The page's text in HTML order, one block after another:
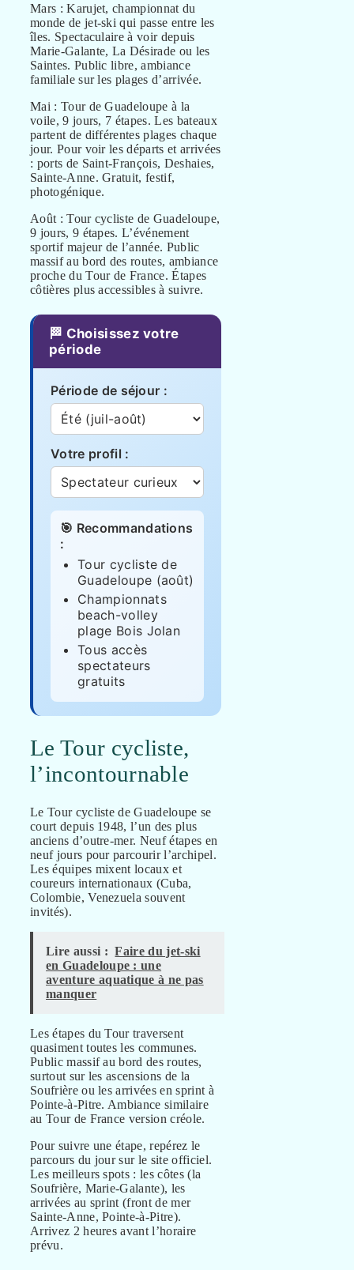
Mars : Karujet, championnat du
monde de jet-ski qui passe entre les
îles. Spectaculaire à voir depuis
Marie-Galante, La Désirade ou les
Saintes. Public libre, ambiance
familiale sur les plages d’arrivée.
Mai : Tour de Guadeloupe à la
voile, 9 jours, 7 étapes. Les bateaux
partent de différentes plages chaque
jour. Pour voir les départs et arrivées
: ports de Saint-François, Deshaies,
Sainte-Anne. Gratuit, festif,
photogénique.
Août : Tour cycliste de Guadeloupe,
9 jours, 9 étapes. L’événement
sportif majeur de l’année. Public
massif au bord des routes, ambiance
proche du Tour de France. Étapes
côtières plus accessibles à suivre.
🏁 Choisissez votre
période
Période de séjour :
Votre profil :
🎯 Recommandations
:
Tour cycliste de
Guadeloupe (août)
Championnats
beach-volley
plage Bois Jolan
Tous accès
spectateurs
gratuits
Le Tour cycliste,
l’incontournable
Le Tour cycliste de Guadeloupe se
court depuis 1948, l’un des plus
anciens d’outre-mer. Neuf étapes en
neuf jours pour parcourir l’archipel.
Les équipes mixent locaux et
coureurs internationaux (Cuba,
Colombie, Venezuela souvent
invités).
Lire aussi : Faire du jet-ski
en Guadeloupe : une
aventure aquatique à ne pas
manquer
Les étapes du Tour traversent
quasiment toutes les communes.
Public massif au bord des routes,
surtout sur les ascensions de la
Soufrière ou les arrivées en sprint à
Pointe-à-Pitre. Ambiance similaire
au Tour de France version créole.
Pour suivre une étape, repérez le
parcours du jour sur le site officiel.
Les meilleurs spots : les côtes (la
Soufrière, Marie-Galante), les
arrivées au sprint (front de mer
Sainte-Anne, Pointe-à-Pitre).
Arrivez 2 heures avant l’horaire
prévu.